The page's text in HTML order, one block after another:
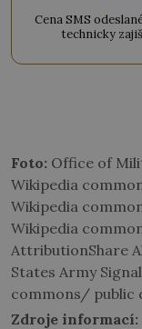
Cena SMS
technicky
Foto: Office of
Wikipedia
Wikipedia
Wikipedia
AttributionShare
States Army
commons/ public
Zdroje informací: